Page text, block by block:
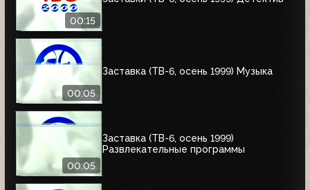
00:15
00:05
Заставка (ТВ-6, осень 1999) Музыка
00:05
Заставка (ТВ-6, осень 1999)
Развлекательные программы